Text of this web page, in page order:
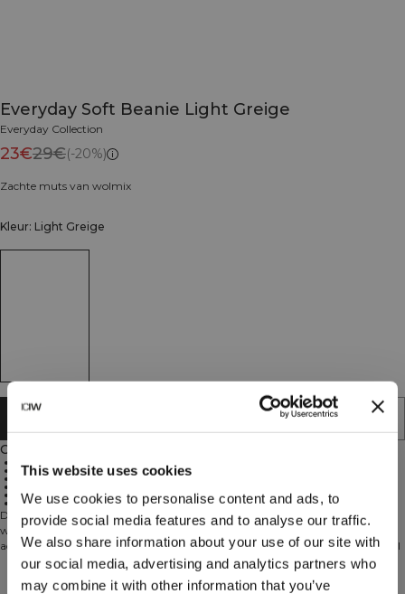
This website uses cookies
We use cookies to personalise content and ads, to
provide social media features and to analyse our traffic.
We also share information about your use of our site with
our social media, advertising and analytics partners who
may combine it with other information that you’ve
Everyday Soft Beanie Light Greige
Everyday Collection
23€29€(-20%)
Zachte muts van wolmix
Kleur: Light Greige
AAN WINKELWAGENTJE TOEVOEGEN
Omschrijving
Lichtgewicht
Met rand die je kunt omslaan
43% acryl
14% polyamide
1% spandex
De Everyday Soft Beanie is warm en gemaakt van een comfortabele, dunne
wolmix met rand die je kunt omslaan. Met het ICIW-logo is dit het perfecte
accessoire voor elke dag, waarmee je je het hele seizoen comfortabel en stijlvol
voelt. 43% acryl, 42% wol, 14% polyamide, 1% elastan.
Technische aspecten